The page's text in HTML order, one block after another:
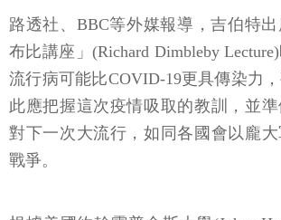
路透社、BBC等外媒報導，吉伯特
布比講座」(Richard Dimbleby
流行病可能比COVID-19更具傳染力
此應把握這次疫情吸取的教訓，並
對下一次大流行，如同各國會以龐
戰爭。